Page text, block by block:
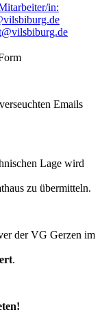
Emails
Lage wird
zu übermitteln.
der VG Gerzen im
.